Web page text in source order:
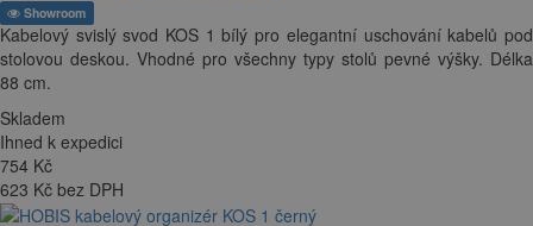
Showroom
Kabelový svislý svod KOS 1 bílý pro elegantní uschování kabelů pod
stolovou deskou. Vhodné pro všechny typy stolů pevné výšky. Délka
88 cm.
Skladem
Ihned k expedici
754 Kč
623 Kč bez DPH